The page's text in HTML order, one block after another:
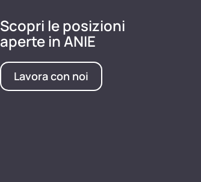
Scopri le posizioni
aperte in ANIE
Lavora con noi